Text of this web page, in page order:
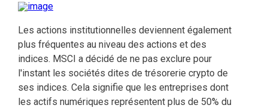
Les actions institutionnelles deviennent également
plus fréquentes au niveau des actions et des
indices. MSCI a décidé de ne pas exclure pour
l'instant les sociétés dites de trésorerie crypto de
ses indices. Cela signifie que les entreprises dont
les actifs numériques représentent plus de 50% du